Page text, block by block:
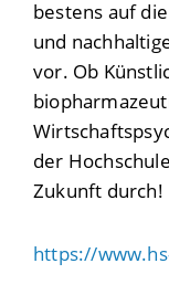
bestens auf
und
vor. Ob
der
Zukunft durch!
https://